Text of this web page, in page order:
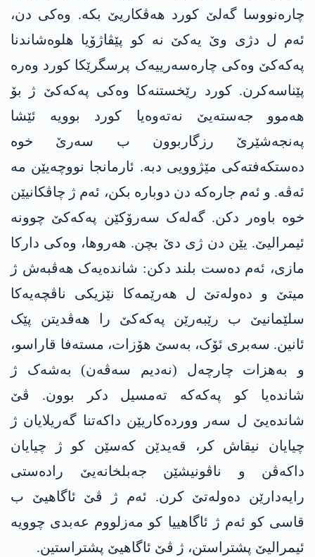
چارەنووسا گەلێ کورد ھەڤکاریێ بکە. وەکی دن،
ئەم ل دژی وێ یەکێ نە کو پێڤاژۆیا ھلوەشاندنا
په‌كه‌كێ وەکی چارەسەرییەک پرسگرێکا کورد وەرە
پێناسەکرن. کورد رێخستنەکا وەکی په‌كه‌كێ ژ بۆ
ھەموو جەستەیێ نەتەوەیا کورد بوویه‌ ئێشا
پەنجەشێرێ رزگاربوون ب سەرێ خوە
دەستکەفتەکی مێژوویی دبە. ئارمانجا نووچەیێن مە
ئەڤە. و ئەم جارەکە دن دوبارە بکن، ئەم ژ چاڤکانیێن
خوە باوەر دکن. گەلەک سەرۆکێن په‌كه‌كێ چوونە
ئیمرالیێ. یێن دن ژی دێ بچن. ھەروھا، وەکی دارکا
مازی، ئەم دەست بلند دکن: شاندەیەک ھەڤبەش ژ
میتێ و دەولەتێ ل ھەرێمەکا نێزیکی ناڤچەیەکا
سلێمانیێ ب رێبەرێن په‌كه‌كێ را ھەڤدیتن پێک
ئانین. سه‌بری ئۆک، بەسێ ھۆزات، مسته‌فا قاراسو،
و بەھزات چارچەل (نەدیم سەڤەن) بەشەک ژ
شاندەیا کو په‌كه‌كه‌ تەمسیل دکر بوون. ڤێ
شاندەیێ ل سەر وورده‌كاریێن داکەتنا گەریلایان ژ
چیایان نیقاش کر، قەیدێن کەسێن کو ژ چیایان
داکەڤن و ناڤونیشێن جەبلخانەیێ رادەستی
رایەدارێن دەولەتێ کرن. ئەم ژ ڤێ ئاگاھیێ ب
قاسی کو ئەم ژ ئاگاھییا کو مه‌زلووم عه‌بدی چوویە
ئیمرالیێ پشتراستن، ژ ڤێ ئاگاھیێ پشتراستین.